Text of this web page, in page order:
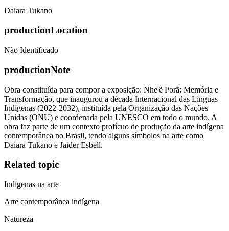
Daiara Tukano
productionLocation
Não Identificado
productionNote
Obra constituída para compor a exposição: Nhe'ẽ Porã: Memória e
Transformação, que inaugurou a década Internacional das Línguas
Indígenas (2022-2032), instituída pela Organização das Nações
Unidas (ONU) e coordenada pela UNESCO em todo o mundo. A
obra faz parte de um contexto profícuo de produção da arte indígena
contemporânea no Brasil, tendo alguns símbolos na arte como
Daiara Tukano e Jaider Esbell.
Related topic
Indígenas na arte
Arte contemporânea indígena
Natureza